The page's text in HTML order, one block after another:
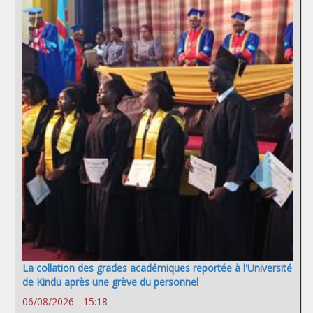
La collation des grades académiques reportée à l'Université
de Kindu après une grève du personnel
06/08/2026 - 15:18